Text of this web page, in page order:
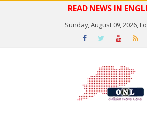
READ NEWS IN
Sunday, August 09, 2026,